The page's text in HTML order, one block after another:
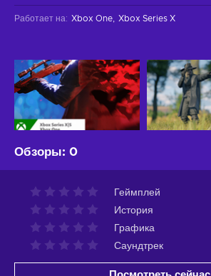
Работает на: Xbox One Xbox Series X
Обзоры: 0
Геймплей
История
Графика
Саундтрек